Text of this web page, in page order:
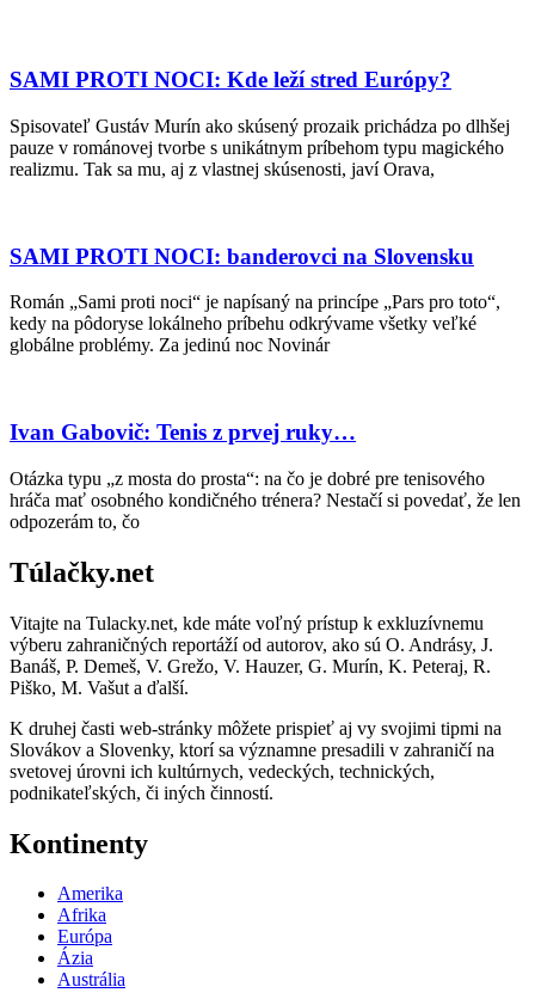
SAMI PROTI NOCI: Kde leží stred Európy?
Spisovateľ Gustáv Murín ako skúsený prozaik prichádza po dlhšej
pauze v románovej tvorbe s unikátnym príbehom typu magického
realizmu. Tak sa mu, aj z vlastnej skúsenosti, javí Orava,
SAMI PROTI NOCI: banderovci na Slovensku
Román „Sami proti noci“ je napísaný na princípe „Pars pro toto“,
kedy na pôdoryse lokálneho príbehu odkrývame všetky veľké
globálne problémy. Za jedinú noc Novinár
Ivan Gabovič: Tenis z prvej ruky…
Otázka typu „z mosta do prosta“: na čo je dobré pre tenisového
hráča mať osobného kondičného trénera? Nestačí si povedať, že len
odpozerám to, čo
Túlačky.net
Vitajte na Tulacky.net, kde máte voľný prístup k exkluzívnemu
výberu zahraničných reportáží od autorov, ako sú O. Andrásy, J.
Banáš, P. Demeš, V. Grežo, V. Hauzer, G. Murín, K. Peteraj, R.
Piško, M. Vašut a ďalší.
K druhej časti web-stránky môžete prispieť aj vy svojimi tipmi na
Slovákov a Slovenky, ktorí sa významne presadili v zahraničí na
svetovej úrovni ich kultúrnych, vedeckých, technických,
podnikateľských, či iných činností.
Kontinenty
Amerika
Afrika
Európa
Ázia
Austrália